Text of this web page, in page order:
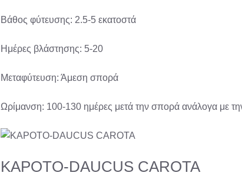
Βάθος φύτευσης: 2.5-5 εκατοστά
Ημέρες βλάστησης: 5-20
Μεταφύτευση: Άμεση σπορά
Ωρίμανση: 100-130 ημέρες μετά την σπορά ανάλογα με
ΚΑΡΟΤΟ-DAUCUS CAROTA